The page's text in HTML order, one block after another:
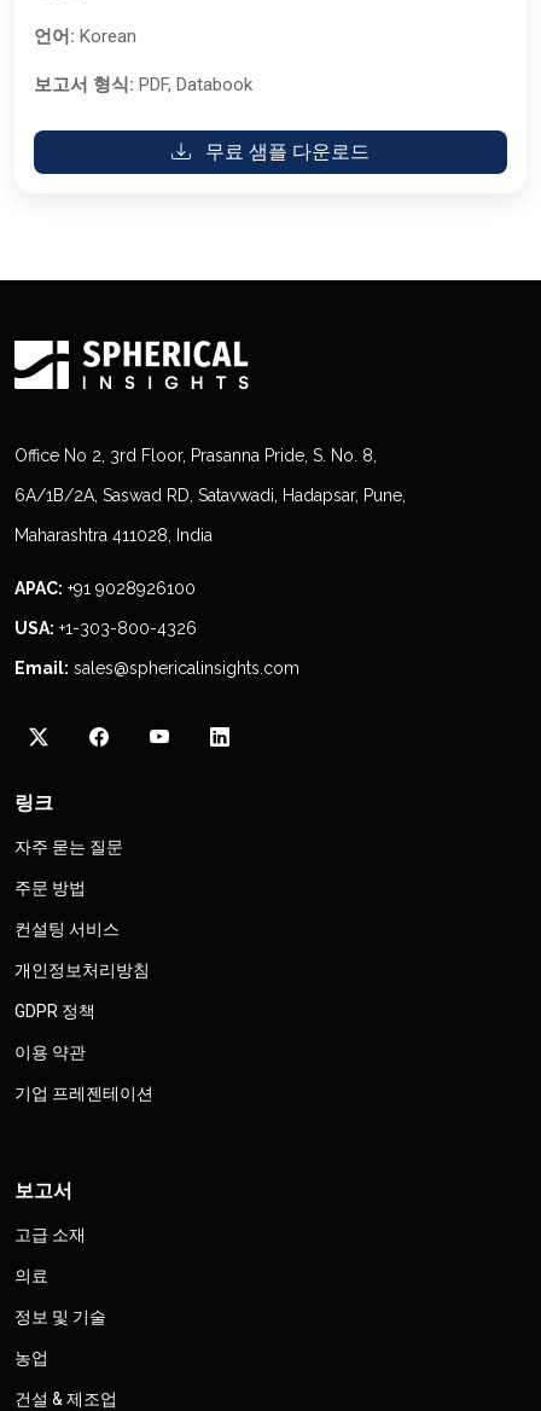
언어: Korean
보고서 형식: PDF, Databook
무료 샘플 다운로드
Office No 2, 3rd Floor, Prasanna Pride, S. No. 8,
6A/1B/2A, Saswad RD, Satavwadi, Hadapsar, Pune,
Maharashtra 411028, India
APAC: +91 9028926100
USA: +1-303-800-4326
Email: sales@sphericalinsights.com
링크
자주 묻는 질문
주문 방법
컨설팅 서비스
개인정보처리방침
GDPR 정책
이용 약관
기업 프레젠테이션
보고서
고급 소재
의료
정보 및 기술
농업
건설 & 제조업